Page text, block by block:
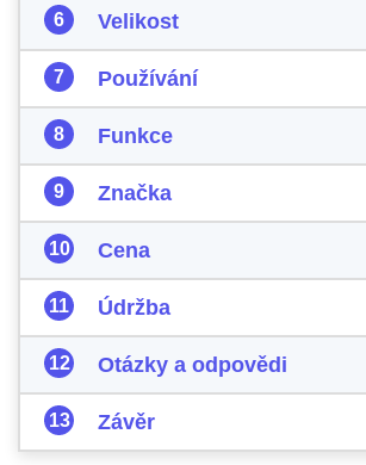
Velikost
Používání
Funkce
Značka
Cena
Údržba
Otázky a odpovědi
Závěr